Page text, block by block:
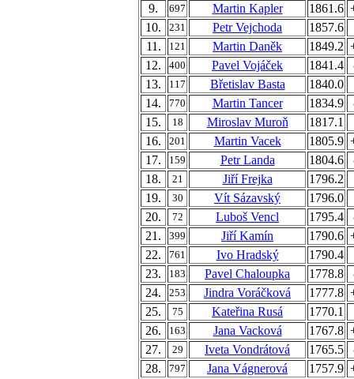
9.
697 Martin Kapler 1861.6
10.
231 Petr Vejchoda
1857.6
11.
121 Martin Daněk 1849.2
12.
400 Pavel Vojáček 1841.4
13.
117 Břetislav Basta
1840.0
14.
770 Martin Tancer 1834.9
15.
18 Miroslav Muroň
1817.1
16.
201 Martin Vacek 1805.9
17.
159 Petr Landa 1804.6
18.
21 Jiří Frejka
1796.2
19.
30 Vít Sázavský
1796.0
20.
72 Luboš Vencl 1795.4
21.
399 Jiří Kamín 1790.6
22.
761 Ivo Hradský
1790.4
23.
183 Pavel Chaloupka 1778.8
24.
253 Jindra Voráčková 1777.8
25.
75 Kateřina Rusá
1770.1
26.
163 Jana Vacková 1767.8
27.
29 Iveta Vondrátová 1765.5
28.
797 Jana Vágnerová 1757.9